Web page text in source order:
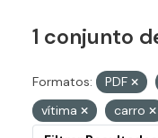
1 conjunto
Formatos: PDF
vítima
carro